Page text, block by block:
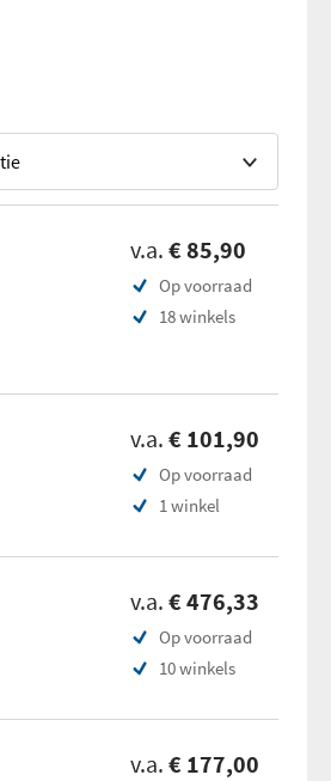
v.a. € 85,90
Op voorraad
18 winkels
v.a. € 101,90
Op voorraad
1 winkel
v.a. € 476,33
Op voorraad
10 winkels
v.a. € 177,00